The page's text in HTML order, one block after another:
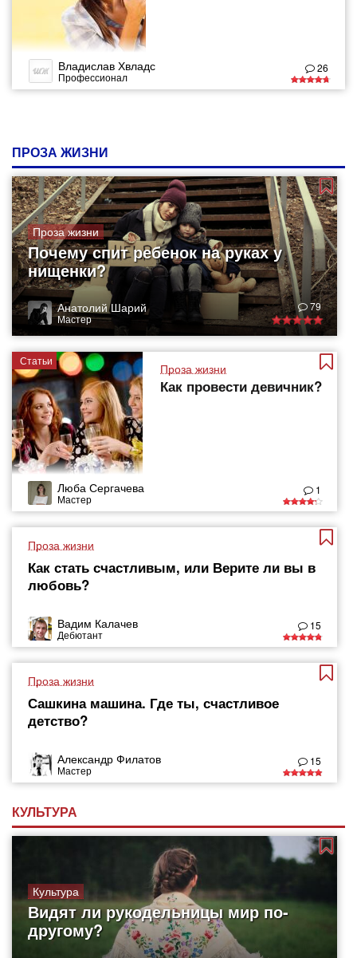
Владислав Хвладс
Профессионал
26
ПРОЗА ЖИЗНИ
Проза жизни
Почему спит ребенок на руках у
нищенки?
Анатолий Шарий
Мастер
79
Статьи
Проза жизни
Как провести девичник?
Люба Сергачева
Мастер
1
Проза жизни
Как стать счастливым, или Верите ли вы в
любовь?
Вадим Калачев
Дебютант
15
Проза жизни
Сашкина машина. Где ты, счастливое
детство?
Александр Филатов
Мастер
15
КУЛЬТУРА
Культура
Видят ли рукодельницы мир по-
другому?